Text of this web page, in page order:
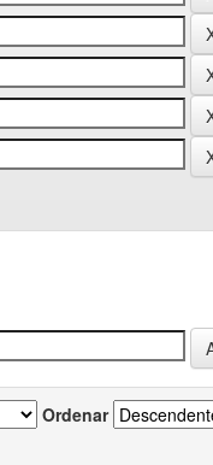
Ordenar